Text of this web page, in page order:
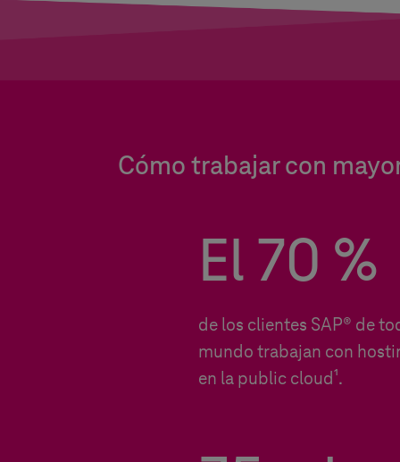
Cómo trabajar con
El 70 %
de los clientes SAP® de
mundo trabajan con
en la public cloud¹.